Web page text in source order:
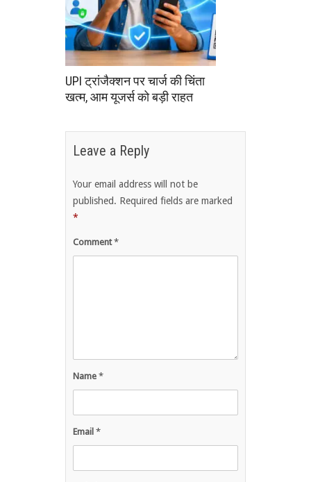
UPI ट्रांजैक्शन पर चार्ज की चिंता
खत्म, आम यूजर्स को बड़ी राहत
Leave a Reply
Your email address will not be
published. Required fields are marked
*
Comment*
Name *
Email *